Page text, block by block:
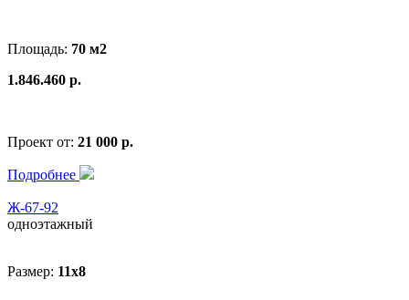
Площадь: 70 м2
1.846.460 р.
Проект от: 21 000 р.
Подробнее
Ж-67-92
одноэтажный
Размер: 11x8